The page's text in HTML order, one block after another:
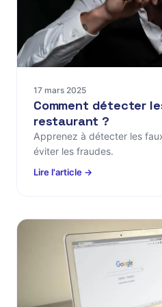
17 mars 2025
Comment détecter
restaurant ?
Apprenez à détecter les
éviter les fraudes.
Lire l'article →